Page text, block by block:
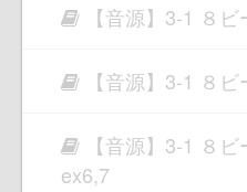
【音源】3-1 ８
【音源】3-1 ８
【音源】3-1 ８
ex6,7